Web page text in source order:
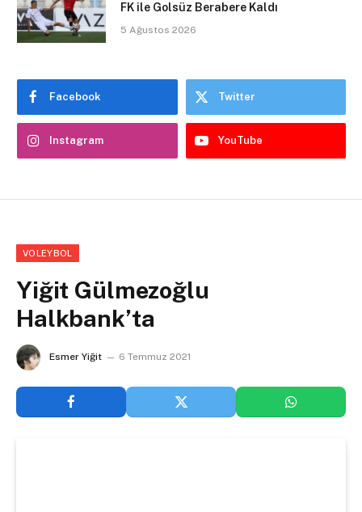
FK ile Golsüz Berabere Kaldı
5 Ağustos 2026
Facebook Twitter
Instagram YouTube
VOLEYBOL
Yiğit Gülmezoğlu
Halkbank’ta
Esmer Yiğit 6 Temmuz 2021